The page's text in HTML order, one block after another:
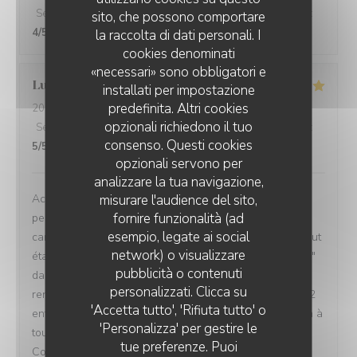
sito, che possono comportare
la raccolta di dati personali. I
cookies denominati
«necessari» sono obbligatori e
installati per impostazione
predefinita. Altri cookies
opzionali richiedono il tuo
consenso. Questi cookies
opzionali servono per
analizzare la tua navigazione,
misurare l'audience del sito,
fornire funzionalità (ad
esempio, legate ai social
network) o visualizzare
pubblicità o contenuti
personalizzati. Clicca su
'Accetta tutto', 'Rifiuta tutto' o
'Personalizza' per gestire le
tue preferenze. Puoi
Servizio
/5 Atmosfera:4/5 Cucina: 4/5 Qualità / Prezzo
4/5
Ludovic
2026-08-07
- 20:30 - Ospiti 3
Servizio
Atmosfera: 5/5 Cucina: 5 /5 Qualità / Prezzo
5/5
Accueil, ambiance, décor, musique de fond,
personnel(serveuse charmante), choix des plats de la
carte des menus, les bières typiques de la choulette...tout
était parfait pour notre première " expérience choulette "
dans cette excellente brasserie gastronomique ch'ti . À
renouveler très certainement prochainement pour mes 2
enfants et moi même. Félicitations et bonne continuation à
toute l'équipe de " la choulette expérience "
Cordialement, Ludovic Delabre.